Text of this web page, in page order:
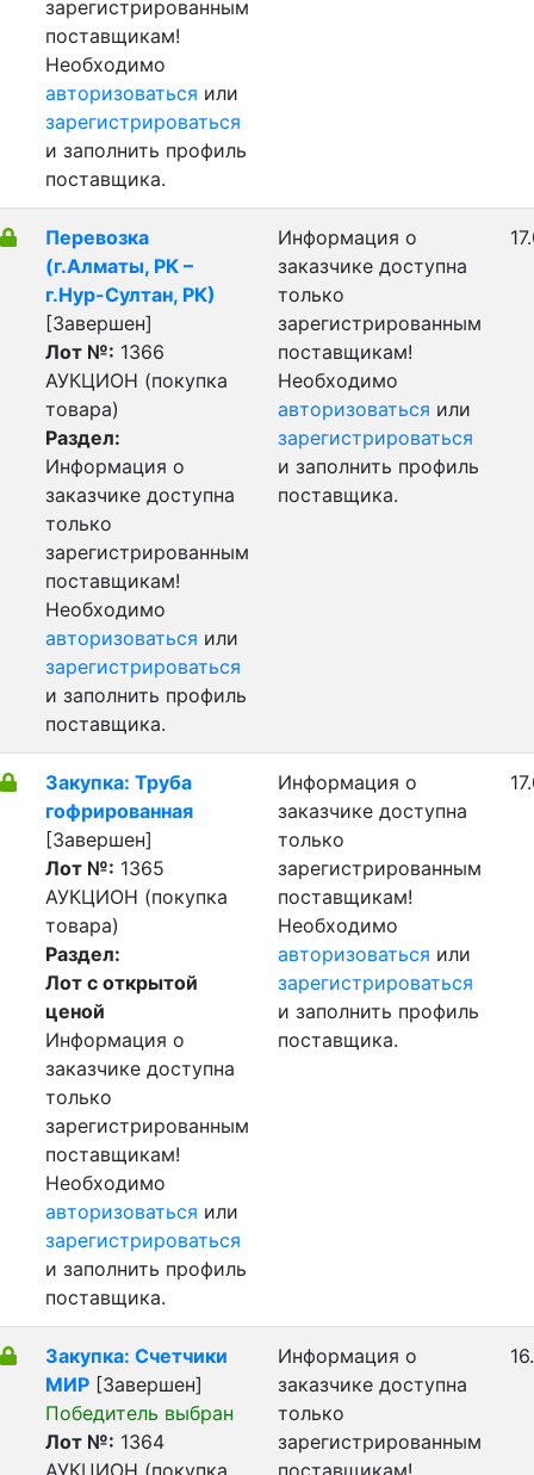
зарегистрированным
поставщикам!
Необходимо
авторизоваться или
зарегистрироваться
и заполнить профиль
поставщика.
Перевозка
(г.Алматы, РК –
г.Нур-Султан, РК)
[Завершен]
Лот №: 1366
АУКЦИОН (покупка
товара)
Раздел:
Информация о
заказчике доступна
только
зарегистрированным
поставщикам!
Необходимо
авторизоваться или
зарегистрироваться
и заполнить профиль
поставщика.
Информация о
заказчике доступна
только
зарегистрированным
поставщикам!
Необходимо
авторизоваться или
зарегистрироваться
и заполнить профиль
поставщика.
Закупка: Труба
гофрированная
[Завершен]
Лот №: 1365
АУКЦИОН (покупка
товара)
Раздел:
Лот с открытой
ценой
Информация о
заказчике доступна
только
зарегистрированным
поставщикам!
Необходимо
авторизоваться или
зарегистрироваться
и заполнить профиль
поставщика.
Информация о
заказчике доступна
только
зарегистрированным
поставщикам!
Необходимо
авторизоваться или
зарегистрироваться
и заполнить профиль
поставщика.
Закупка: Счетчики
МИР [Завершен]
Победитель выбран
Лот №: 1364
АУКЦИОН (покупка
Информация о
заказчике доступна
только
зарегистрированным
поставщикам!